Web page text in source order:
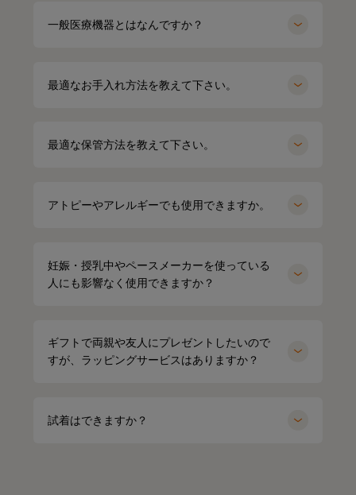
一般医療機器とはなんですか？
最適なお手入れ方法を教えて下さい。
最適な保管方法を教えて下さい。
アトピーやアレルギーでも使用できますか。
妊娠・授乳中やペースメーカーを使っている
人にも影響なく使用できますか？
ギフトで両親や友人にプレゼントしたいので
すが、ラッピングサービスはありますか？
試着はできますか？
オーバーサイズTシャツ（ブラック）
ポロシャツ（ホワイト）Mサイズ